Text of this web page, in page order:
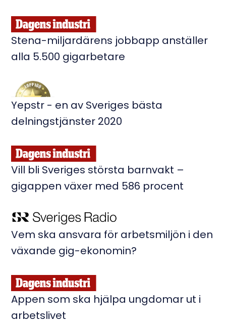
Stena-miljardärens jobbapp anställer
alla 5.500 gigarbetare
Yepstr - en av Sveriges bästa
delningstjänster 2020
Vill bli Sveriges största barnvakt –
gigappen växer med 586 procent
Vem ska ansvara för arbetsmiljön i den
växande gig-ekonomin?
Appen som ska hjälpa ungdomar ut i
arbetslivet